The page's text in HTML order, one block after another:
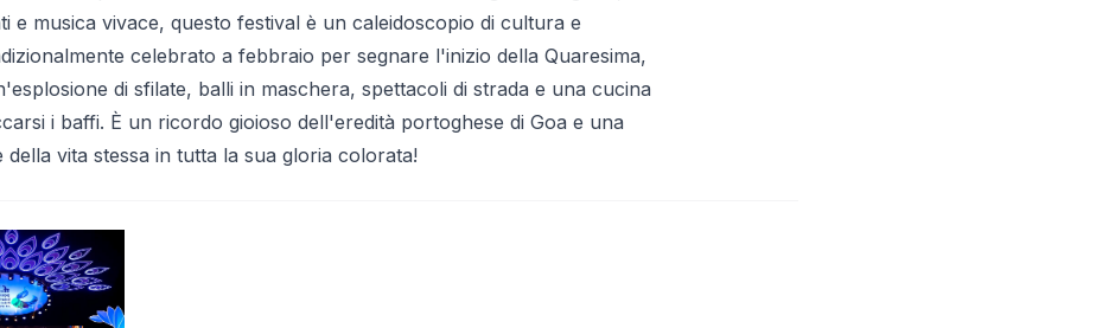
e musica vivace, questo festival è un caleidoscopio di cultura e
celebrato a febbraio per segnare l'inizio della Quaresima,
di sfilate, balli in maschera, spettacoli di strada e una cucina
i baffi. È un ricordo gioioso dell'eredità portoghese di Goa e una
della vita stessa in tutta la sua gloria colorata!